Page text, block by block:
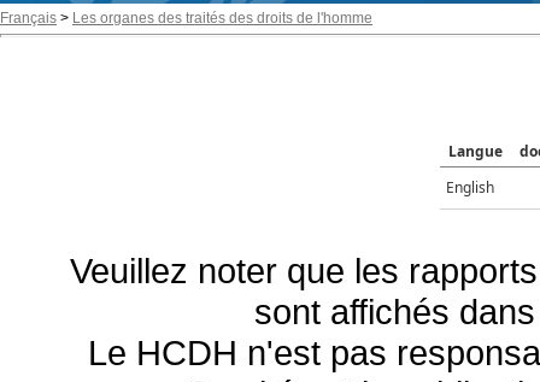
Français > Les organes des traités des droits de l'homme
Langue
English
Veuillez noter que les
sont affichés
Le HCDH n'est pas